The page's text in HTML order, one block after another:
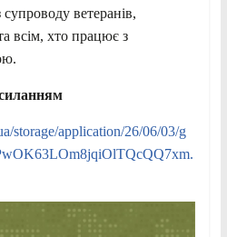
супроводу ветеранів,
всім, хто працює з
storage/application/26/06/03/g